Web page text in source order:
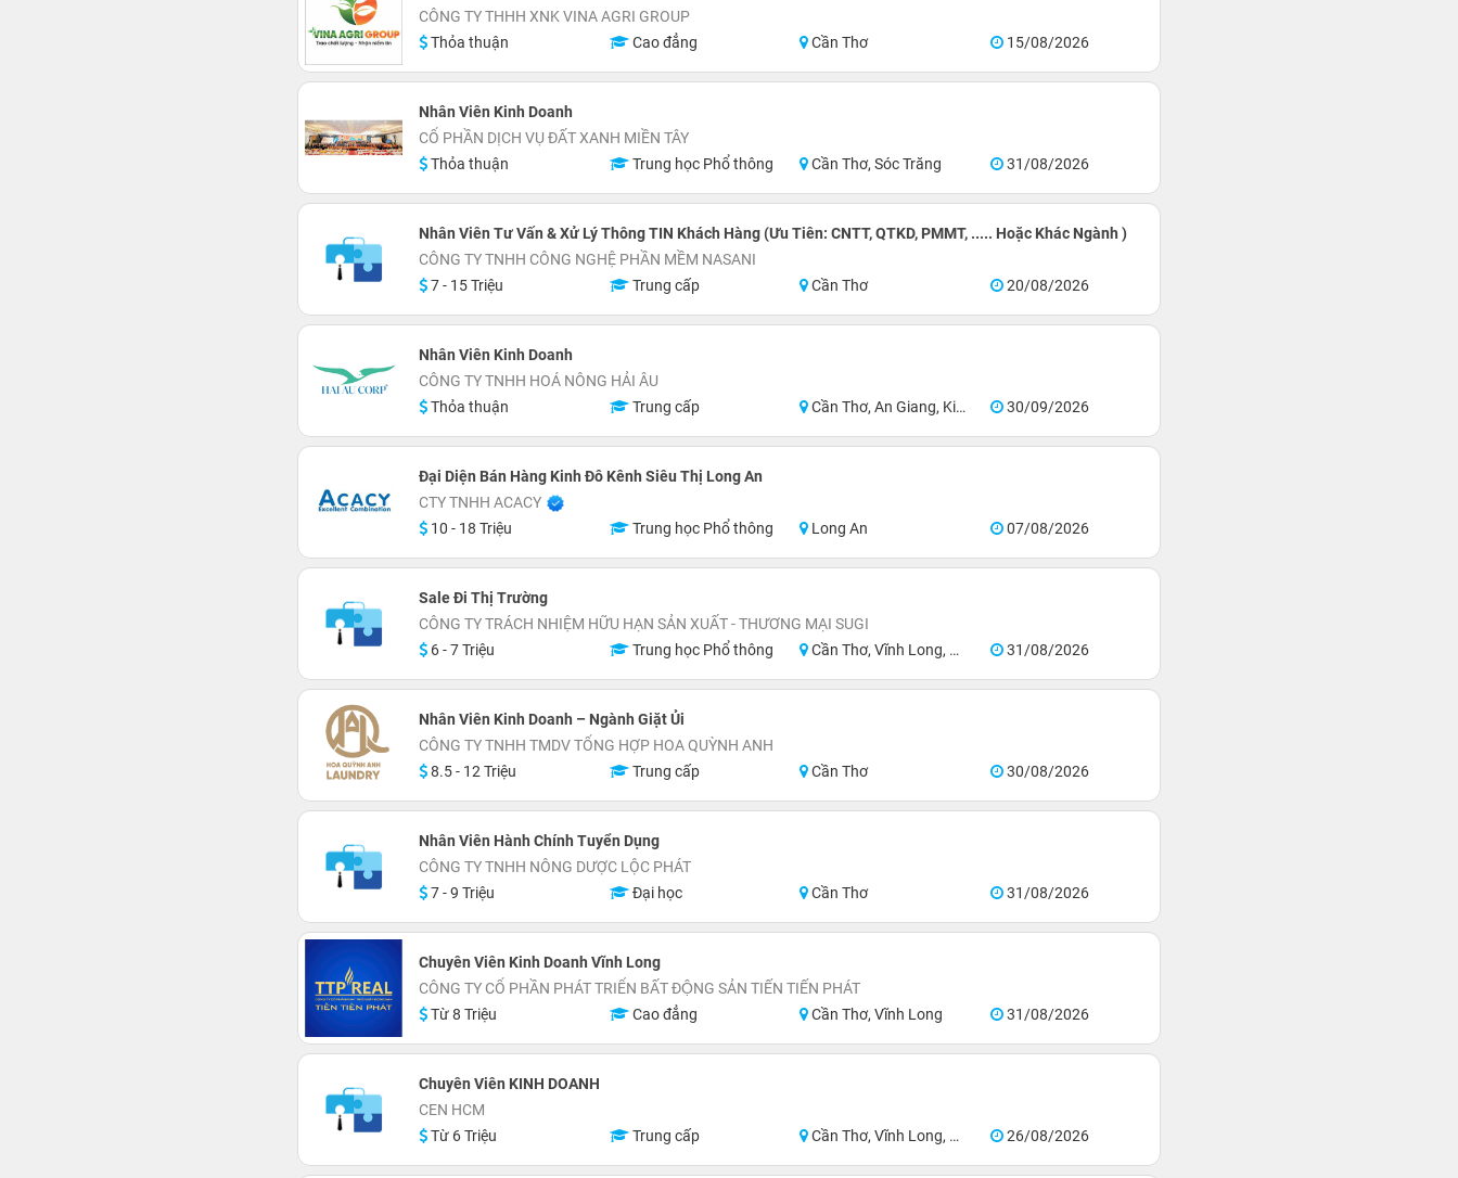
CÔNG TY THHH XNK VINA AGRI GROUP
Thỏa thuận
Cao đẳng Cần Thơ 15/08/2026
Nhân Viên Kinh Doanh
CỔ PHẦN DỊCH VỤ ĐẤT XANH MIỀN TÂY
Thỏa thuận
Trung học Phổ thông Cần Thơ, Sóc Trăng 31/08/2026
Nhân Viên Tư Vấn & Xử Lý Thông TIN Khách Hàng (Ưu Tiên: CNTT, QTKD, PMMT, ..... Hoặc Khác Ngành )
CÔNG TY TNHH CÔNG NGHỆ PHẦN MỀM NASANI
7 - 15 Triệu
Trung cấp Cần Thơ 20/08/2026
Nhân Viên Kinh Doanh
CÔNG TY TNHH HOÁ NÔNG HẢI ÂU
Thỏa thuận
Trung cấp Cần Thơ, An Giang, Kiên Giang, Đồng Tháp, Tiền Giang, Bạc Liêu 30/09/2026
Đại Diện Bán Hàng Kinh Đô Kênh Siêu Thị Long An
CTY TNHH ACACY
10 - 18 Triệu
Trung học Phổ thông Long An 07/08/2026
Sale Đi Thị Trường
CÔNG TY TRÁCH NHIỆM HỮU HẠN SẢN XUẤT - THƯƠNG MẠI SUGI
6 - 7 Triệu
Trung học Phổ thông Cần Thơ, Vĩnh Long, Kiên Giang, Cà Mau, Bến Tre, Trà Vinh 31/08/2026
Nhân Viên Kinh Doanh – Ngành Giặt Ủi
CÔNG TY TNHH TMDV TỔNG HỢP HOA QUỲNH ANH
8.5 - 12 Triệu
Trung cấp Cần Thơ 30/08/2026
Nhân Viên Hành Chính Tuyển Dụng
CÔNG TY TNHH NÔNG DƯỢC LỘC PHÁT
7 - 9 Triệu
Đại học Cần Thơ 31/08/2026
Chuyên Viên Kinh Doanh Vĩnh Long
CÔNG TY CỔ PHẦN PHÁT TRIỂN BẤT ĐỘNG SẢN TIẾN TIẾN PHÁT
Từ 8 Triệu
Cao đẳng Cần Thơ, Vĩnh Long 31/08/2026
Chuyên Viên KINH DOANH
CEN HCM
Từ 6 Triệu
Trung cấp Cần Thơ, Vĩnh Long, Đồng Tháp, Hậu Giang, Sóc Trăng, Trà Vinh 26/08/2026